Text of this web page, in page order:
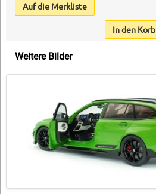
Auf die Merkliste
In den Korb
Weitere Bilder